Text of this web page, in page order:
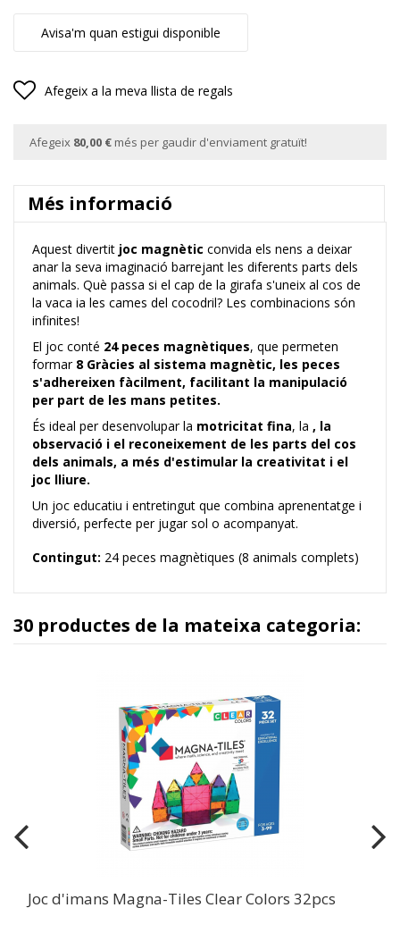
Avisa'm quan estigui disponible
Afegeix a la meva llista de regals
Afegeix 80,00 € més per gaudir d'enviament gratuït!
Més informació
Aquest divertit joc magnètic convida els nens a deixar
anar la seva imaginació barrejant les diferents parts dels
animals. Què passa si el cap de la girafa s'uneix al cos de
la vaca ia les cames del cocodril? Les combinacions són
infinites!
El joc conté 24 peces magnètiques, que permeten
formar 8 Gràcies al sistema magnètic, les peces
s'adhereixen fàcilment, facilitant la manipulació
per part de les mans petites.
És ideal per desenvolupar la motricitat fina, la , la
observació i el reconeixement de les parts del cos
dels animals, a més d'estimular la creativitat i el
joc lliure.
Un joc educatiu i entretingut que combina aprenentatge i
diversió, perfecte per jugar sol o acompanyat.
Contingut: 24 peces magnètiques (8 animals complets)
30 productes de la mateixa categoria:
Joc d'imans Magna-Tiles Clear Colors 32pcs